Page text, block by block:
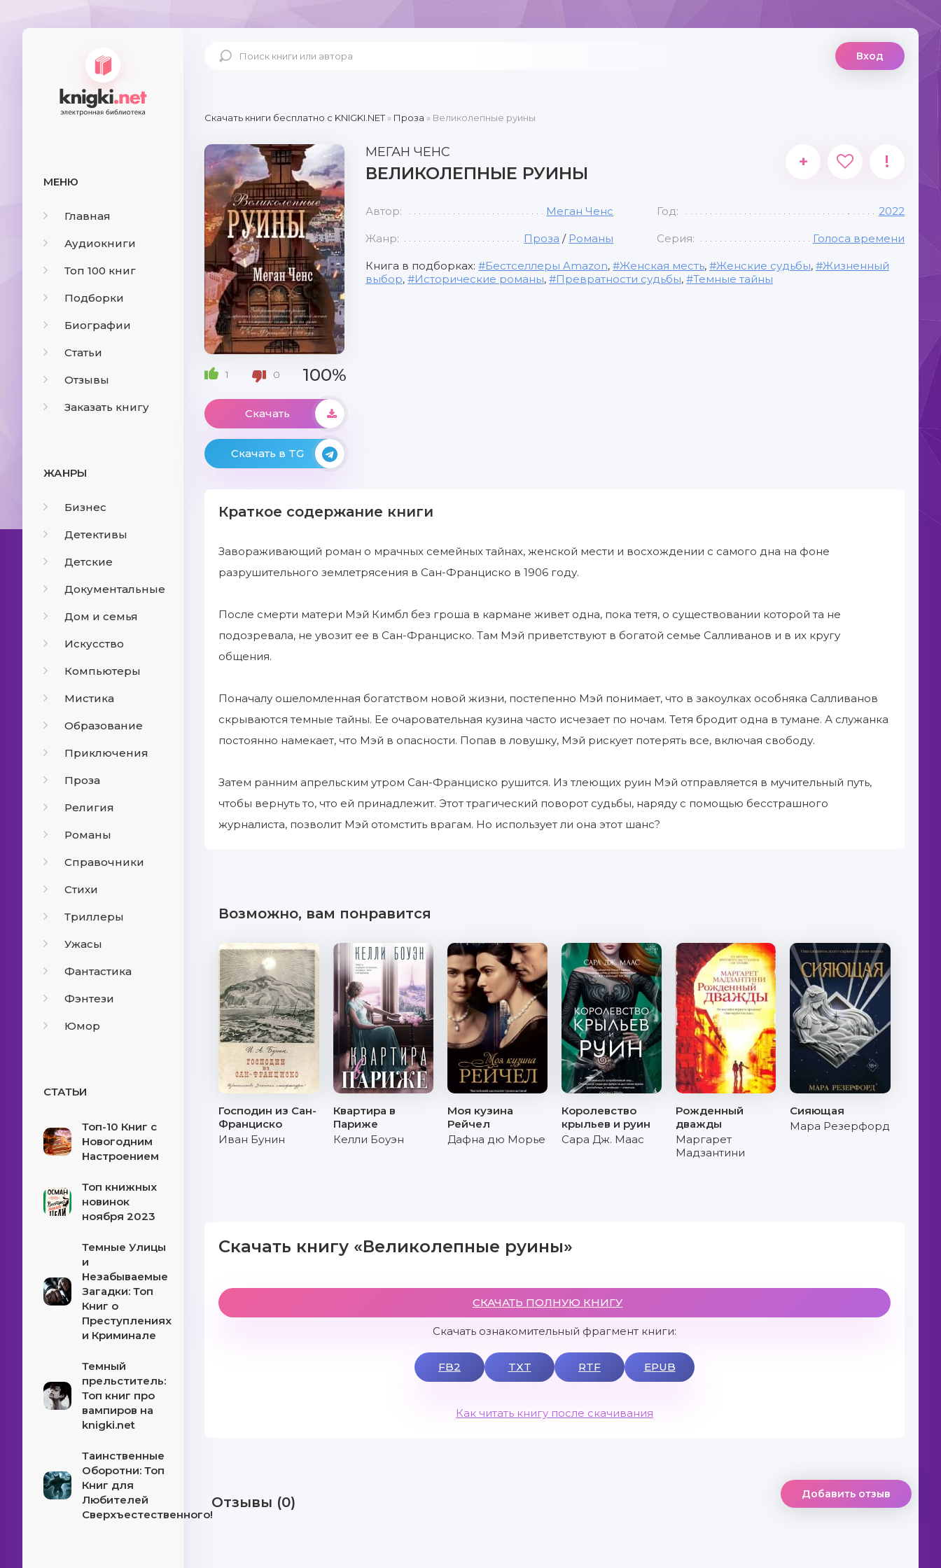
МЕНЮ
Главная
Аудиокниги
Топ 100 книг
Подборки
Биографии
Статьи
Отзывы
Заказать книгу
ЖАНРЫ
Бизнес
Детективы
Детские
Документальные
Дом и семья
Искусство
Компьютеры
Мистика
Образование
Приключения
Проза
Религия
Романы
Справочники
Стихи
Триллеры
Ужасы
Фантастика
Фэнтези
Юмор
СТАТЬИ
Топ-10 Книг с
Новогодним
Настроением
Топ книжных
новинок
ноября 2023
Темные Улицы
и
Незабываемые
Загадки: Топ
Книг о
Преступлениях
и Криминале
Темный
прельститель:
Топ книг про
вампиров на
knigki.net
Таинственные
Оборотни: Топ
Книг для
Любителей
Сверхъестественного!
Вход
Скачать книги бесплатно c KNIGKI.NET» Проза » Великолепные руины
1 0 100%
Скачать
Скачать в TG
МЕГАН ЧЕНС
ВЕЛИКОЛЕПНЫЕ РУИНЫ
+ !
Автор: Меган Ченс Год: 2022
Жанр: Проза / Романы Серия: Голоса времени
Книга в подборках: Бестселлеры Amazon, Женская месть, Женские судьбы,
Жизненный
выбор, Исторические романы, Превратности судьбы, Темные тайны
Краткое содержание книги
Завораживающий роман о мрачных семейных тайнах, женской мести и восхождении с самого дна на фоне
разрушительного землетрясения в Сан-Франциско в 1906 году.
После смерти матери Мэй Кимбл без гроша в кармане живет одна, пока тетя, о существовании которой та не
подозревала, не увозит ее в Сан-Франциско. Там Мэй приветствуют в богатой семье Салливанов и в их кругу
общения.
Поначалу ошеломленная богатством новой жизни, постепенно Мэй понимает, что в закоулках особняка Салливанов
скрываются темные тайны. Ее очаровательная кузина часто исчезает по ночам. Тетя бродит одна в тумане. А служанка
постоянно намекает, что Мэй в опасности. Попав в ловушку, Мэй рискует потерять все, включая свободу.
Затем ранним апрельским утром Сан-Франциско рушится. Из тлеющих руин Мэй отправляется в мучительный путь,
чтобы вернуть то, что ей принадлежит. Этот трагический поворот судьбы, наряду с помощью бесстрашного
журналиста, позволит Мэй отомстить врагам. Но использует ли она этот шанс?
Возможно, вам понравится
Господин из Сан-
Франциско
Иван Бунин
Квартира в
Париже
Келли Боуэн
Моя кузина
Рейчел
Дафна дю Морье
Королевство
крыльев и руин
Сара Дж. Маас
Рожденный
дважды
Маргарет
Мадзантини
Сияющая
Мара Резерфорд
Скачать книгу «Великолепные руины»
СКАЧАТЬ ПОЛНУЮ КНИГУ
Скачать ознакомительный фрагмент книги:
FB2 TXT RTF EPUB
Как читать книгу после скачивания
Отзывы (0) Добавить отзыв